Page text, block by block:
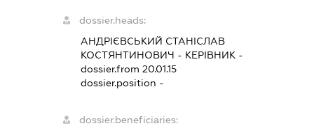
dossier.heads:
АНДРІЄВСЬКИЙ СТАНІСЛАВ
КОСТЯНТИНОВИЧ - КЕРІВНИК -
dossier.from 20.01.15
dossier.position -
dossier.beneficiaries: